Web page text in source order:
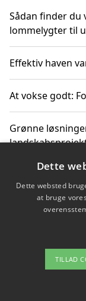
Sådan finder du
lommelygter til
Effektiv haven
At vokse godt:
Grønne
Gør haven til
Om
Dette
Dette websted
at bruge
TILLAD